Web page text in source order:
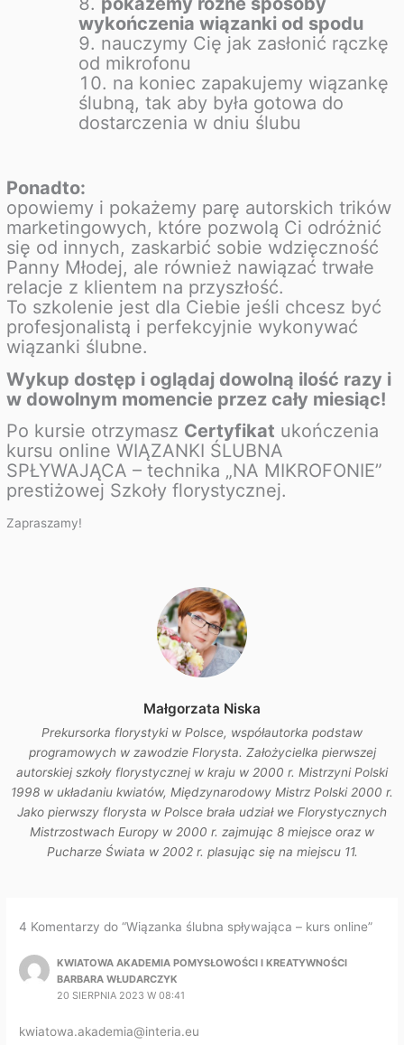
wykończenia wiązanki od spodu
nauczymy Cię jak zasłonić rączkę
od mikrofonu
na koniec zapakujemy wiązankę
ślubną, tak aby była gotowa do
dostarczenia w dniu ślubu
Ponadto:
opowiemy i pokażemy parę autorskich trików
marketingowych, które pozwolą Ci odróżnić
się od innych, zaskarbić sobie wdzięczność
Panny Młodej, ale również nawiązać trwałe
relacje z klientem na przyszłość.
To szkolenie jest dla Ciebie jeśli chcesz być
profesjonalistą i perfekcyjnie wykonywać
wiązanki ślubne.
Wykup dostęp i oglądaj dowolną ilość razy i
w dowolnym momencie przez cały miesiąc!
Po kursie otrzymasz Certyfikat ukończenia
kursu online WIĄZANKI ŚLUBNA
SPŁYWAJĄCA – technika „NA MIKROFONIE”
prestiżowej Szkoły florystycznej.
Zapraszamy!
Małgorzata Niska
Prekursorka florystyki w Polsce, współautorka podstaw
programowych w zawodzie Florysta. Założycielka pierwszej
autorskiej szkoły florystycznej w kraju w 2000 r. Mistrzyni Polski
1998 w układaniu kwiatów, Międzynarodowy Mistrz Polski 2000 r.
Jako pierwszy florysta w Polsce brała udział we Florystycznych
Mistrzostwach Europy w 2000 r. zajmując 8 miejsce oraz w
Pucharze Świata w 2002 r. plasując się na miejscu 11.
4 Komentarzy do “Wiązanka ślubna spływająca – kurs online”
KWIATOWA AKADEMIA POMYSŁOWOŚCI I KREATYWNOŚCI
BARBARA WŁUDARCZYK
20 SIERPNIA 2023 W 08:41
kwiatowa.akademia@interia.eu